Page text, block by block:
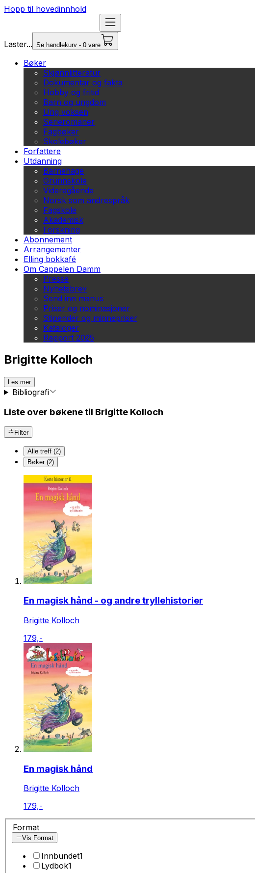
Hopp til hovedinnhold
Laster... Se handlekurv - 0 vare
Bøker
Skjønnlitteratur
Dokumentar og fakta
Hobby og fritid
Barn og ungdom
Ung voksen
Serieromaner
Fagbøker
Skolebøker
Forfattere
Utdanning
Barnehage
Grunnskole
Videregående
Norsk som andrespråk
Fagskole
Akademisk
Forskning
Abonnement
Arrangementer
Elling bokkafé
Om Cappelen Damm
Presse
Nyhetsbrev
Send inn manus
Priser og nominasjoner
Stipender og minnepriser
Kataloger
Rapport 2025
Brigitte Kolloch
Les mer
Bibliografi
Liste over bøkene til Brigitte Kolloch
Filter
Alle treff (2)
Bøker (2)
En magisk hånd - og andre tryllehistorier
Brigitte Kolloch
179,-
En magisk hånd
Brigitte Kolloch
179,-
Format
Vis Format
Innbundet1
Lydbok1